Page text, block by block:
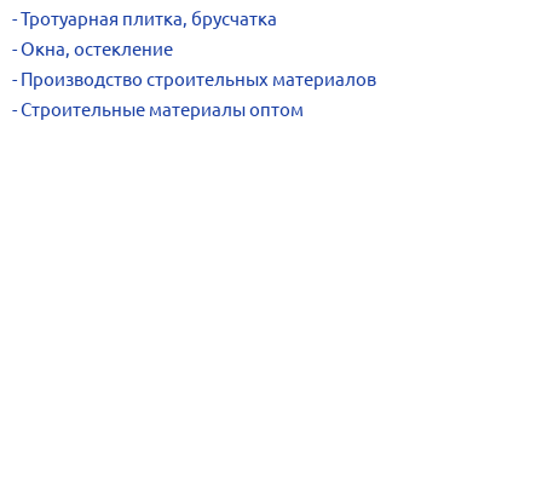
Тротуарная плитка, брусчатка
Окна, остекление
Производство строительных материалов
Строительные материалы оптом